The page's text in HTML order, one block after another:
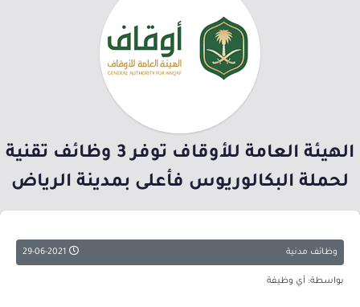
الهيئة العامة للأوقاف توفر 3 وظائف تقنية
لحملة البكالوريوس فأعلى بمدينة الرياض
وظائف مدنية
بواسطة: أي وظيفة